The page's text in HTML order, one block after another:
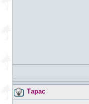
Тарас